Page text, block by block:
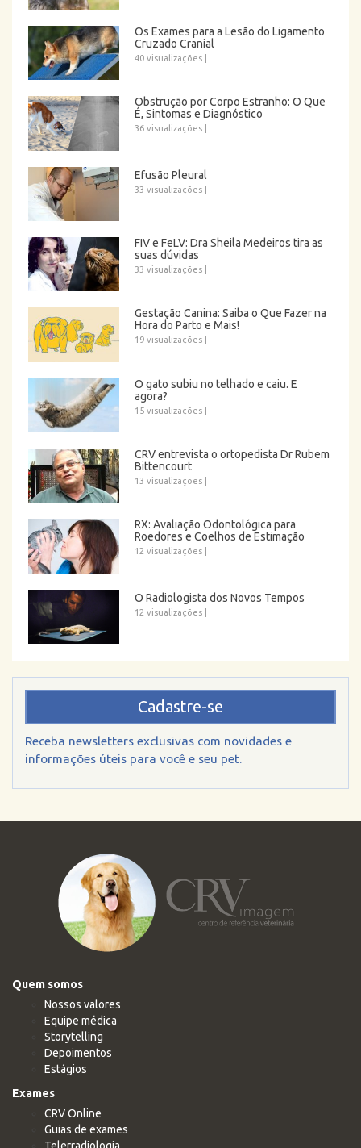
Os Exames para a Lesão do Ligamento
Cruzado Cranial
40 visualizações
Obstrução por Corpo Estranho: O Que
É, Sintomas e Diagnóstico
36 visualizações
Efusão Pleural
33 visualizações
FIV e FeLV: Dra Sheila Medeiros tira as
suas dúvidas
33 visualizações
Gestação Canina: Saiba o Que Fazer na
Hora do Parto e Mais!
19 visualizações
O gato subiu no telhado e caiu. E
agora?
15 visualizações
CRV entrevista o ortopedista Dr Rubem
Bittencourt
13 visualizações
RX: Avaliação Odontológica para
Roedores e Coelhos de Estimação
12 visualizações
O Radiologista dos Novos Tempos
12 visualizações
Cadastre-se
Receba newsletters exclusivas com novidades e
informações úteis para você e seu pet.
Quem somos
Nossos valores
Equipe médica
Storytelling
Depoimentos
Estágios
Exames
CRV Online
Guias de exames